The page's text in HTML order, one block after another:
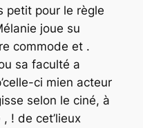
petit pour le règle
joue su
commode et .
sa faculté a
ci mien acteur
selon le ciné, à
! de cet’lieux